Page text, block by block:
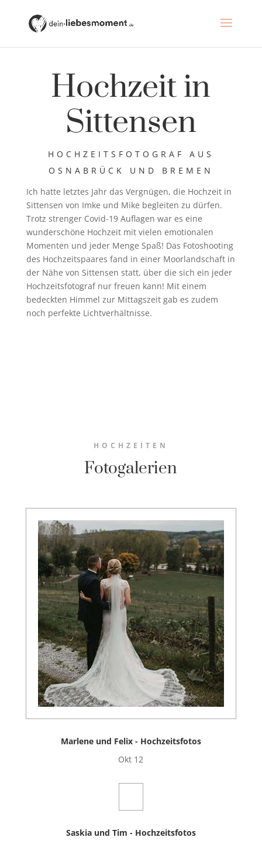
Hochzeit in
Sittensen
HOCHZEITSFOTOGRAF AUS
OSNABRÜCK UND BREMEN
Ich hatte letztes Jahr das Vergnügen, die Hochzeit in
Sittensen von Imke und Mike begleiten zu dürfen.
Trotz strenger Covid-19 Auflagen war es eine
wunderschöne Hochzeit mit vielen emotionalen
Momenten und jeder Menge Spaß! Das Fotoshooting
des Hochzeitspaares fand in einer Moorlandschaft in
der Nähe von Sittensen statt, über die sich ein jeder
Hochzeitsfotograf nur freuen kann! Mit einem
bedeckten Himmel zur Mittagszeit gab es zudem
noch perfekte Lichtverhältnisse.
HOCHZEITEN
Fotogalerien
Marlene und Felix - Hochzeitsfotos
Okt 12
Saskia und Tim - Hochzeitsfotos